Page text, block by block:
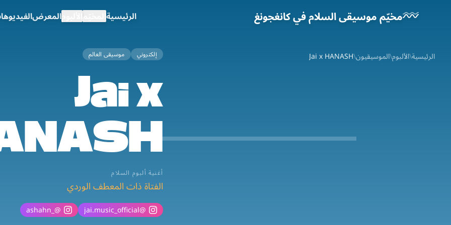
مخيّم موسيقى السلام في كانغجونغ الرئيسية المعرض
الرئيسية\الألبوم\الموسيقيون\
Jai x HANASH إلكتروني موسيقى العالم
Jai x
أغنية ألبوم السلام
الفتاة ذات المعطف الوردي
@
jai.music_official
@